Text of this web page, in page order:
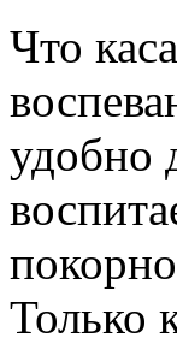
Что
удобно
Только